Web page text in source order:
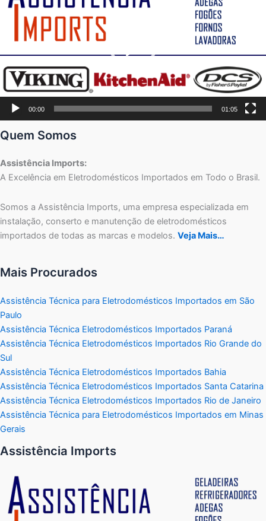
vídeo
00:00 01:05
Quem Somos
Assistência Imports:
A Excelência em Eletrodomésticos Importados em Todo o Brasil.
Somos a Assistência Imports, uma empresa especializada em
instalação, conserto e manutenção de eletrodomésticos
importados de todas as marcas e modelos. Veja Mais…
Mais Procurados
Assistência Técnica para Eletrodomésticos Importados em São
Paulo
Assistência Técnica Eletrodomésticos Importados Paraná
Assistência Técnica Eletrodomésticos Importados Rio Grande do
Sul
Assistência Técnica Eletrodomésticos Importados Bahia
Assistência Técnica Eletrodomésticos Importados Santa Catarina
Assistência Técnica Eletrodomésticos Importados Rio de Janeiro
Assistência Técnica para Eletrodomésticos Importados em Minas
Gerais
Assistência Imports